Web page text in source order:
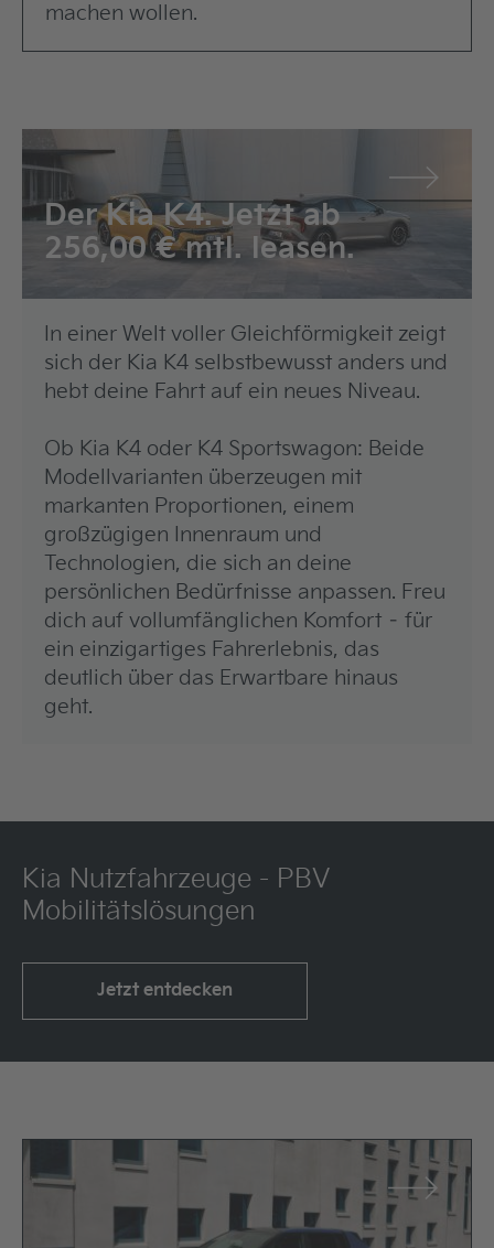
machen wollen.
Der Kia K4. Jetzt ab
256,00 € mtl. leasen.
In einer Welt voller Gleichförmigkeit zeigt
sich der Kia K4 selbstbewusst anders und
hebt deine Fahrt auf ein neues Niveau.
Ob Kia K4 oder K4 Sportswagon: Beide
Modellvarianten überzeugen mit
markanten Proportionen, einem
großzügigen Innenraum und
Technologien, die sich an deine
persönlichen Bedürfnisse anpassen. Freu
dich auf vollumfänglichen Komfort – für
ein einzigartiges Fahrerlebnis, das
deutlich über das Erwartbare hinaus
geht.
Kia Nutzfahrzeuge - PBV
Mobilitätslösungen
Jetzt entdecken